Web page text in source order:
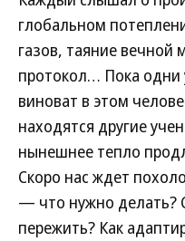
глобальном
газов, таяние вечной
протокол… Пока одни
виноват в этом
находятся другие
нынешнее тепло
Скоро нас ждет
— что нужно делать?
пережить? Как